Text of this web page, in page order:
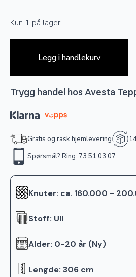
Kun 1 på lager
Legg i handlekurv
Trygg handel hos Avesta
Gratis og rask hjemlevering
Spørsmål? Ring: 73 51 03 07
Knuter: ca. 160.000 -
Stoff: Ull
Alder: 0-20 år (Ny)
Lengde: 306 cm